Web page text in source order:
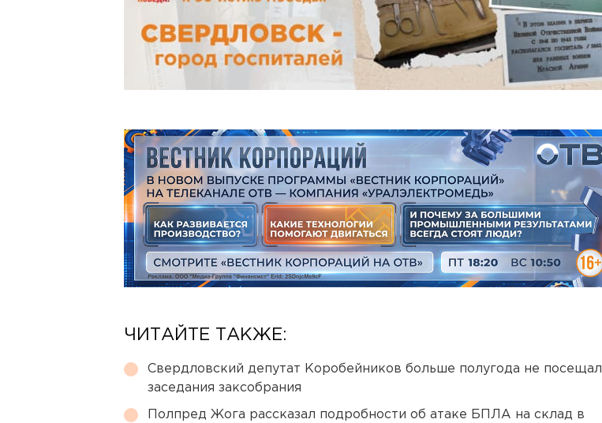
ЧИТАЙТЕ ТАКЖЕ:
Свердловский депутат Коробейников больше полугода не посещал
заседания заксобрания
Полпред Жога рассказал подробности об атаке БПЛА на склад в